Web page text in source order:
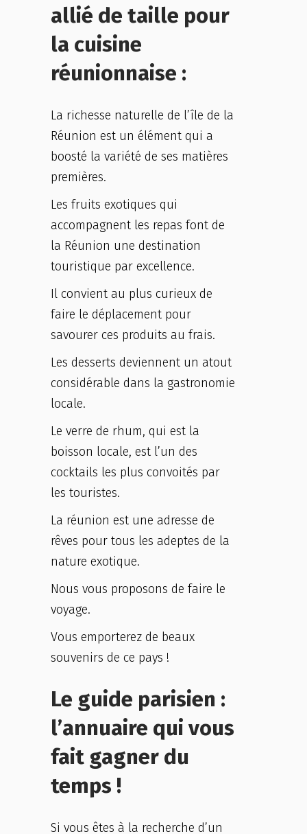
allié de taille pour
la cuisine
réunionnaise :
La richesse naturelle de l’île de la
Réunion est un élément qui a
boosté la variété de ses matières
premières.
Les fruits exotiques qui
accompagnent les repas font de
la Réunion une destination
touristique par excellence.
Il convient au plus curieux de
faire le déplacement pour
savourer ces produits au frais.
Les desserts deviennent un atout
considérable dans la gastronomie
locale.
Le verre de rhum, qui est la
boisson locale, est l’un des
cocktails les plus convoités par
les touristes.
La réunion est une adresse de
rêves pour tous les adeptes de la
nature exotique.
Nous vous proposons de faire le
voyage.
Vous emporterez de beaux
souvenirs de ce pays !
Le guide parisien :
l’annuaire qui vous
fait gagner du
temps !
Si vous êtes à la recherche d’un